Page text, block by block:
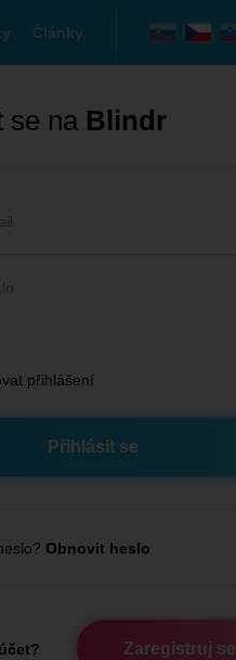
Články
se na Blindr
přihlášení
Obnovit heslo
Zaregistruj se